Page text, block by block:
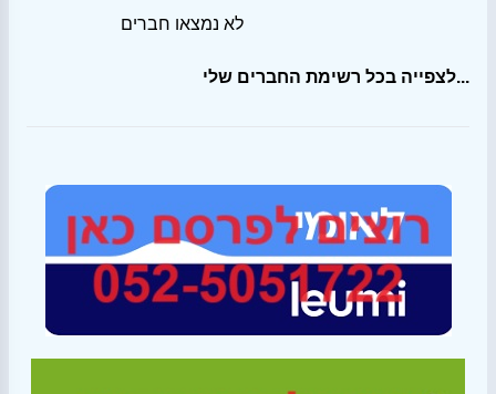
לא נמצאו חברים
לצפייה בכל רשימת החברים שלי...